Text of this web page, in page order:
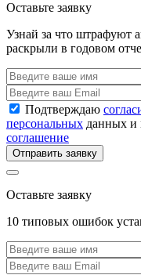
Оставьте заявку
Узнай за что штрафуют
раскрыли в годовом
Подтверждаю
персональных данных
соглашение
Отправить заявку
Оставьте заявку
10 типовых ошибок